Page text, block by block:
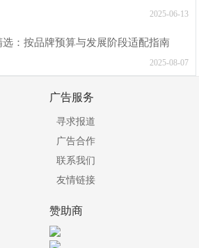
2025-06-13
：按品牌预算与发展阶段适配指南
2025-08-07
广告服务
寻求报道
广告合作
联系我们
友情链接
赞助商